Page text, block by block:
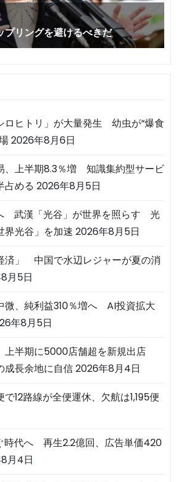
ロヒトリ」が大量発生 幼虫が“爆食
2026年8月6日
、上半期8.3％増 知識集約型サービ
占める 2026年8月5日
武漢「光谷」が世界を照らす 光
界光谷」を加速 2026年8月5日
済」 中国で水辺レジャーが夏の消
月5日
微、純利益310％増へ AI投資拡大
年8月5日
上半期に5000店舗超を新規出店
成長余地に自信2026年8月4日
12路線が全便運休、欠航は1,195便
時代へ 再生2.2億回、広告単価420
月4日